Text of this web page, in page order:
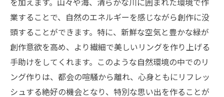
業することで、自然のエネルギーを感じながら創作に没
頭することができます。特に、新鮮な空気と豊かな緑が
創作意欲を高め、より繊細で美しいリングを作り上げる
手助けをしてくれます。このような自然環境の中でのリ
ング作りは、都会の喧騒から離れ、心身ともにリフレッ
シュする絶好の機会となり、特別な思い出を作ることが